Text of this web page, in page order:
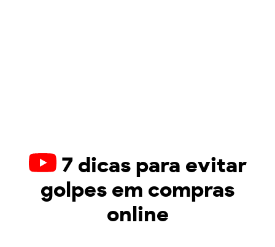
7 dicas para evitar
golpes em compras
online